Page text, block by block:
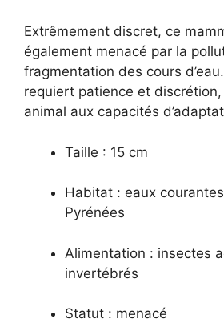
Extrêmement discret, ce
également menacé par la
fragmentation des cours
requiert patience et
animal aux capacités
Taille : 15 cm
Habitat : eaux
Pyrénées
Alimentation : insectes
invertébrés
Statut : menacé